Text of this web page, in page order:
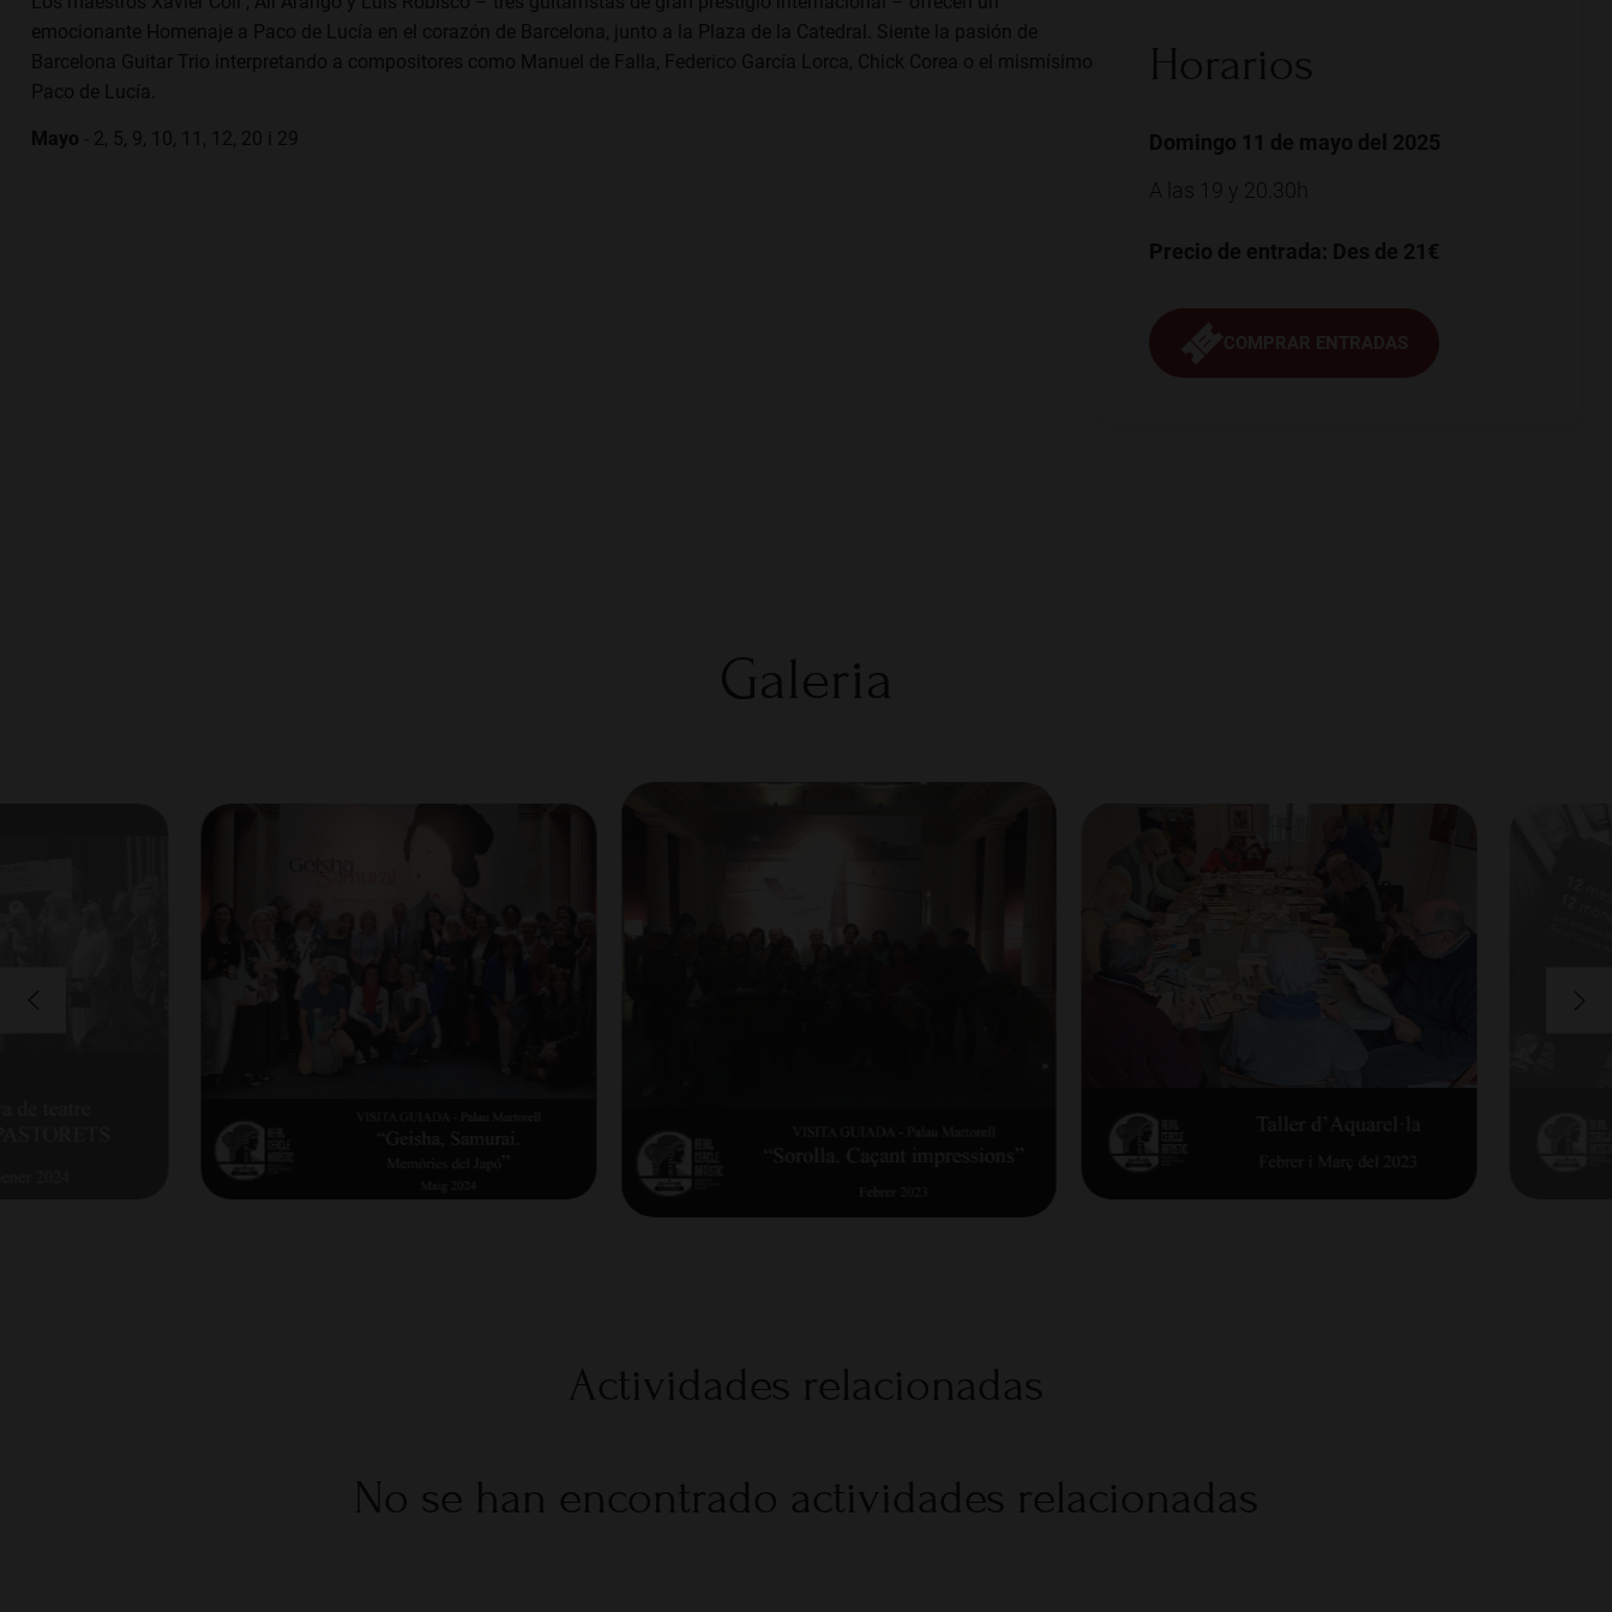
emocionante Homenaje a Paco de Lucía en el corazón de Barcelona, junto a la Plaza de la Catedral. Siente la pasión de
Barcelona Guitar Trio interpretando a compositores como Manuel de Falla, Federico García Lorca, Chick Corea o el mismísimo
Paco de Lucía.
Mayo - 2, 5, 9, 10, 11, 12, 20 i 29
Horarios
Domingo 11 de mayo del 2025
A las 19 y 20.30h
Precio de entrada: Des de 21€
Galeria
Actividades relacionadas
No se han encontrado actividades relacionadas